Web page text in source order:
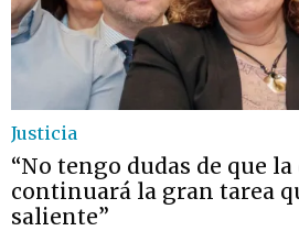
Justicia
“No tengo dudas de que
continuará la gran tarea
saliente”